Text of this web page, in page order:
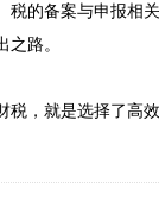
税的备案与申报相
路。
税，就是选择了高